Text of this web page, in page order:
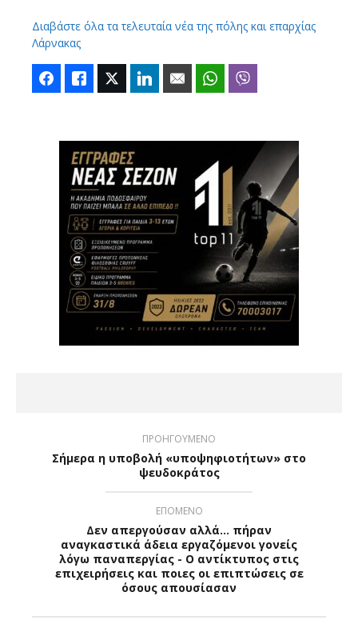
Διαβάστε όλα τα τελευταία νέα της πόλης και επαρχίας
Λάρνακας
FacebookLike Twitter LinkedIn Email WhatsApp
ΠΡΟΗΓΟΥΜΕΝΟ
Σήμερα η υποβολή «υποψηφιοτήτων» στο
ψευδοκράτος
ΕΠΟΜΕΝΟ
Δεν απεργούσαν αλλά… πήραν
αναγκαστικά άδεια εργαζόμενοι γονείς
λόγω παναπεργίας - Ο αντίκτυπος στις
επιχειρήσεις και ποιες οι επιπτώσεις σε
όσους απουσίασαν